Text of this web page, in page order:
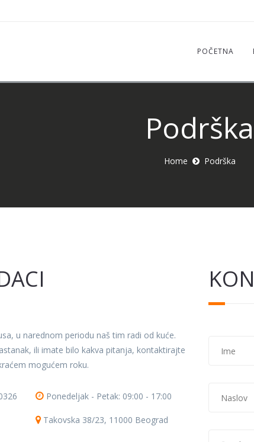
POČETNA
Podrška
Home Podrška
u narednom periodu naš tim radi od kuće.
ili imate bilo kakva pitanja, kontaktirajte
mogućem roku.
Ponedeljak - Petak: 09:00 - 17:00
Takovska 38/23, 11000 Beograd